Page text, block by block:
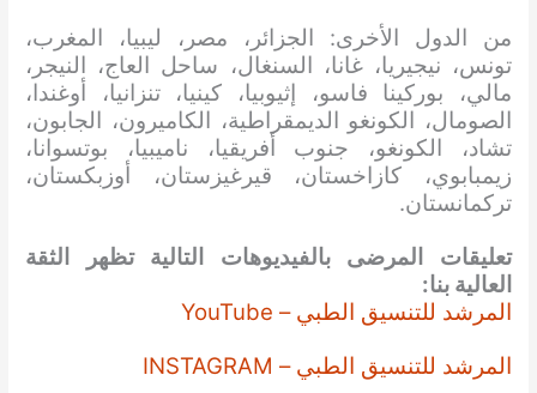
من الدول الأخرى: الجزائر، مصر، ليبيا، المغرب،
تونس، نيجيريا، غانا، السنغال، ساحل العاج، النيجر،
مالي، بوركينا فاسو، إثيوبيا، كينيا، تنزانيا، أوغندا،
الصومال، الكونغو الديمقراطية، الكاميرون، الجابون،
تشاد، الكونغو، جنوب أفريقيا، ناميبيا، بوتسوانا،
زيمبابوي، كازاخستان، قيرغيزستان، أوزبكستان،
تركمانستان.
تعليقات المرضى بالفيديوهات التالية تظهر الثقة
العالية بنا:
المرشد للتنسيق الطبي – YouTube
المرشد للتنسيق الطبي – INSTAGRAM